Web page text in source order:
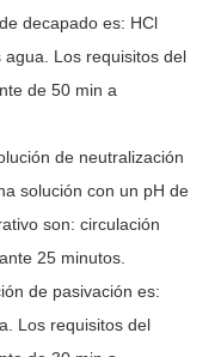
decapado es: HCl
agua. Los requisitos del
de 50 min a
de neutralización
solución con un pH de
son: circulación
25 minutos.
de pasivación es:
Los requisitos del